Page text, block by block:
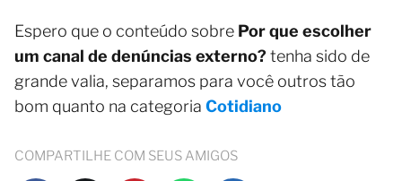
Espero que o conteúdo sobre Por que escolher
um canal de denúncias externo?tenha sido de
grande valia, separamos para você outros tão
bom quanto na categoria Cotidiano
COMPARTILHE COM SEUS AMIGOS